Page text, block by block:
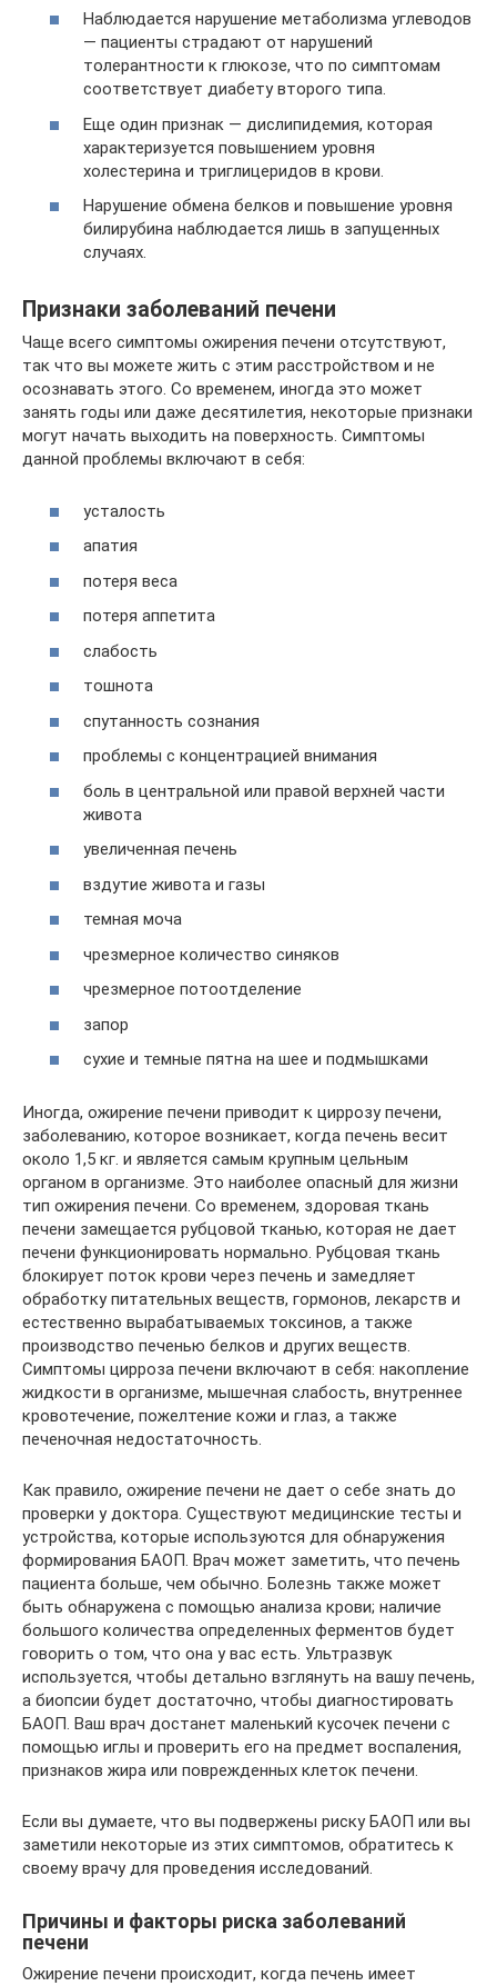
Наблюдается нарушение метаболизма углеводов
— пациенты страдают от нарушений
толерантности к глюкозе, что по симптомам
соответствует диабету второго типа.
Еще один признак — дислипидемия, которая
характеризуется повышением уровня
холестерина и триглицеридов в крови.
Нарушение обмена белков и повышение уровня
билирубина наблюдается лишь в запущенных
случаях.
Признаки заболеваний печени
Чаще всего симптомы ожирения печени отсутствуют,
так что вы можете жить с этим расстройством и не
осознавать этого. Со временем, иногда это может
занять годы или даже десятилетия, некоторые признаки
могут начать выходить на поверхность. Симптомы
данной проблемы включают в себя:
усталость
апатия
потеря веса
потеря аппетита
слабость
тошнота
спутанность сознания
проблемы с концентрацией внимания
боль в центральной или правой верхней части
живота
увеличенная печень
вздутие живота и газы
темная моча
чрезмерное количество синяков
чрезмерное потоотделение
запор
сухие и темные пятна на шее и подмышками
Иногда, ожирение печени приводит к циррозу печени,
заболеванию, которое возникает, когда печень весит
около 1,5 кг. и является самым крупным цельным
органом в организме. Это наиболее опасный для жизни
тип ожирения печени. Со временем, здоровая ткань
печени замещается рубцовой тканью, которая не дает
печени функционировать нормально. Рубцовая ткань
блокирует поток крови через печень и замедляет
обработку питательных веществ, гормонов, лекарств и
естественно вырабатываемых токсинов, а также
производство печенью белков и других веществ.
Симптомы цирроза печени включают в себя: накопление
жидкости в организме, мышечная слабость, внутреннее
кровотечение, пожелтение кожи и глаз, а также
печеночная недостаточность.
Как правило, ожирение печени не дает о себе знать до
проверки у доктора. Существуют медицинские тесты и
устройства, которые используются для обнаружения
формирования БАОП. Врач может заметить, что печень
пациента больше, чем обычно. Болезнь также может
быть обнаружена с помощью анализа крови; наличие
большого количества определенных ферментов будет
говорить о том, что она у вас есть. Ультразвук
используется, чтобы детально взглянуть на вашу печень,
а биопсии будет достаточно, чтобы диагностировать
БАОП. Ваш врач достанет маленький кусочек печени с
помощью иглы и проверить его на предмет воспаления,
признаков жира или поврежденных клеток печени.
Если вы думаете, что вы подвержены риску БАОП или вы
заметили некоторые из этих симптомов, обратитесь к
своему врачу для проведения исследований.
Причины и факторы риска заболеваний
печени
Ожирение печени происходит, когда печень имеет